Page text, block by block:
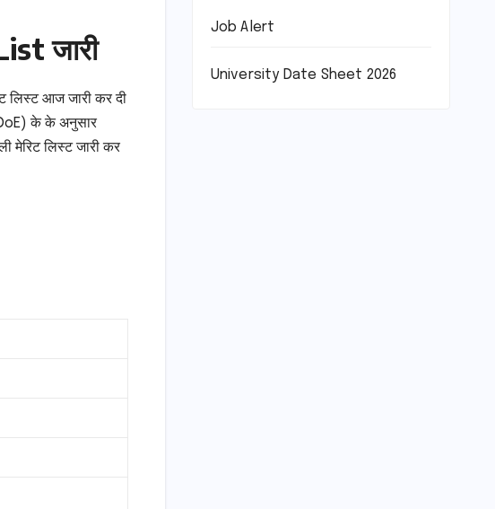
जारी
लिस्ट आज जारी कर दी
के के अनुसार
मेरिट लिस्ट जारी कर
Job Alert
University Date Sheet 2026